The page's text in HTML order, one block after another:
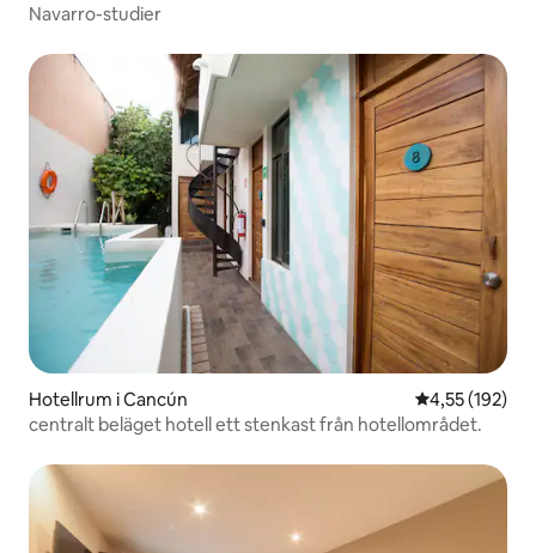
Navarro-studier
Hotellrum i Cancún 4,55 av 5 i
4,55 (192)
centralt beläget hotell ett stenkast från hotellområdet.